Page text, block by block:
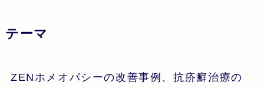
テーマ
ZENホメオパシーの改善事例、抗疥癬治療の